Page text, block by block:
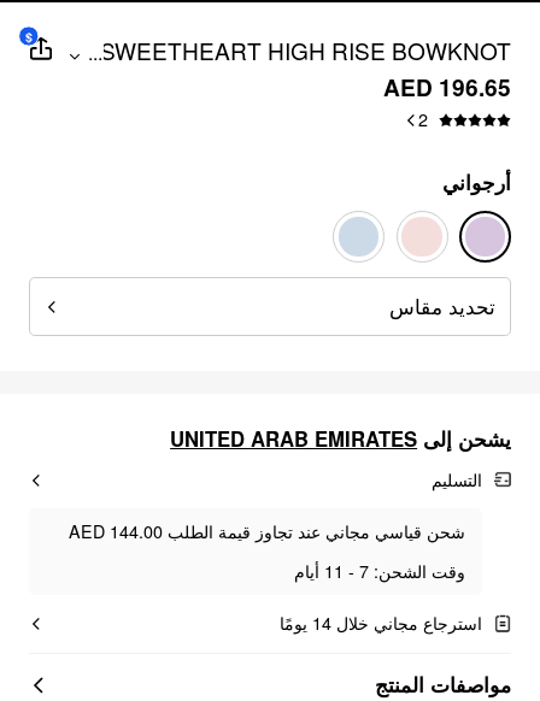
SWEETHEART HIGH RISE BOWKNOT
MAXI MERMAID DRESSES
...
AED 196.65
2
$
أرجواني
تحديد مقاس
يشحن إلى UNITED ARAB EMIRATES
التسليم
شحن قياسي مجاني عند تجاوز قيمة الطلب AED 144.00
وقت الشحن: 7 - 11 أيام
استرجاع مجاني خلال 14 يومًا
مواصفات المنتج